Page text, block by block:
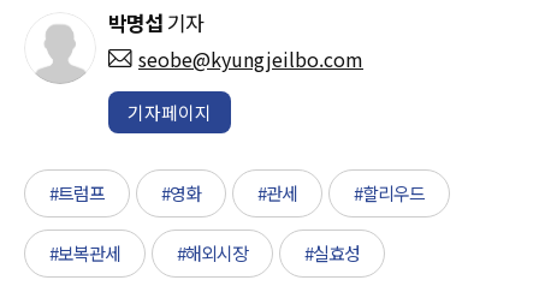
박명섭 기자
seobe@kyungjeilbo.com
기자페이지
#트럼프 #영화 #관세 #할리우드
#보복관세 #해외시장 #실효성